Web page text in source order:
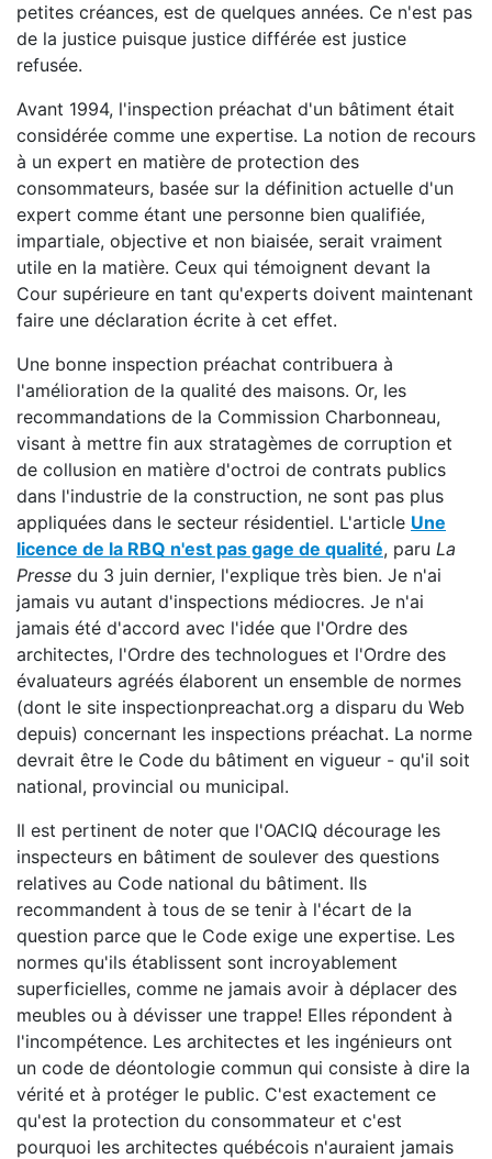
petites créances, est de quelques années. Ce n'est pas
de la justice puisque justice différée est justice
refusée.
Avant 1994, l'inspection préachat d'un bâtiment était
considérée comme une expertise. La notion de recours
à un expert en matière de protection des
consommateurs, basée sur la définition actuelle d'un
expert comme étant une personne bien qualifiée,
impartiale, objective et non biaisée, serait vraiment
utile en la matière. Ceux qui témoignent devant la
Cour supérieure en tant qu'experts doivent maintenant
faire une déclaration écrite à cet effet.
Une bonne inspection préachat contribuera à
l'amélioration de la qualité des maisons. Or, les
recommandations de la Commission Charbonneau,
visant à mettre fin aux stratagèmes de corruption et
de collusion en matière d'octroi de contrats publics
dans l'industrie de la construction, ne sont pas plus
appliquées dans le secteur résidentiel. L'article Une
licence de la RBQ n'est pas gage de qualité, paru La
Presse du 3 juin dernier, l'explique très bien. Je n'ai
jamais vu autant d'inspections médiocres. Je n'ai
jamais été d'accord avec l'idée que l'Ordre des
architectes, l'Ordre des technologues et l'Ordre des
évaluateurs agréés élaborent un ensemble de normes
(dont le site inspectionpreachat.org a disparu du Web
depuis) concernant les inspections préachat. La norme
devrait être le Code du bâtiment en vigueur - qu'il soit
national, provincial ou municipal.
Il est pertinent de noter que l'OACIQ décourage les
inspecteurs en bâtiment de soulever des questions
relatives au Code national du bâtiment. Ils
recommandent à tous de se tenir à l'écart de la
question parce que le Code exige une expertise. Les
normes qu'ils établissent sont incroyablement
superficielles, comme ne jamais avoir à déplacer des
meubles ou à dévisser une trappe! Elles répondent à
l'incompétence. Les architectes et les ingénieurs ont
un code de déontologie commun qui consiste à dire la
vérité et à protéger le public. C'est exactement ce
qu'est la protection du consommateur et c'est
pourquoi les architectes québécois n'auraient jamais